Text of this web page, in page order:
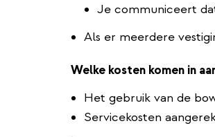
Je communiceert
Als er meerdere
Welke kosten komen in
Het gebruik van de
Servicekosten